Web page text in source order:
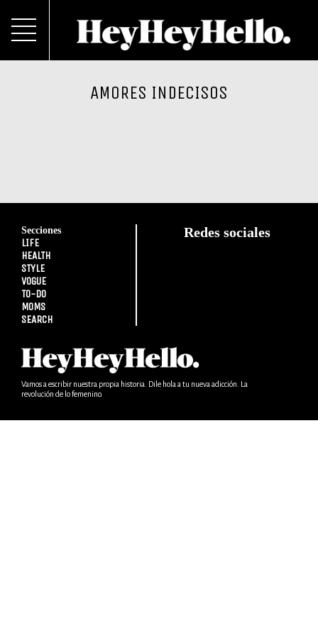
AMORES INDECISOS
Secciones
LIFE
HEALTH
STYLE
VOGUE
TO-DO
MOMS
SEARCH
Redes sociales
Vamos a escribir nuestra propia historia. Dile hola a tu nueva adicción. La
revolución de lo femenino.